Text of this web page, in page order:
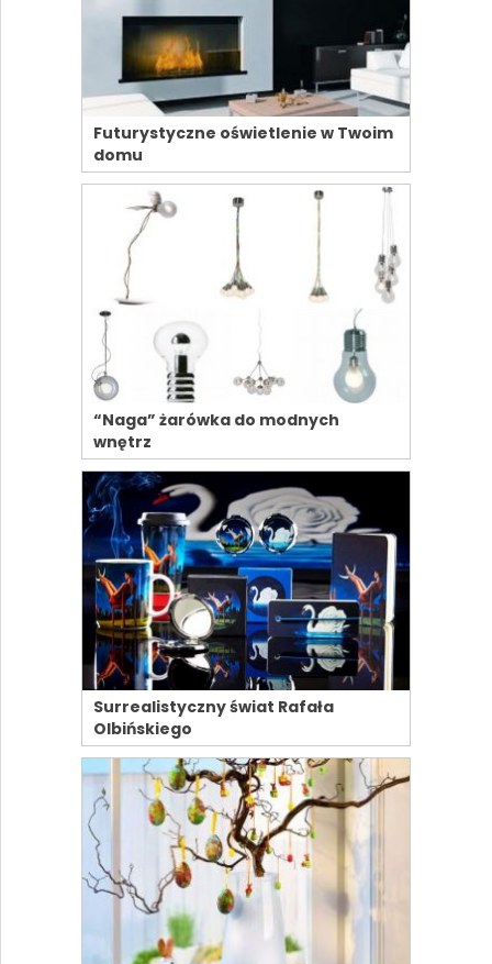
Futurystyczne oświetlenie w Twoim
domu
“Naga” żarówka do modnych
wnętrz
Surrealistyczny świat Rafała
Olbińskiego